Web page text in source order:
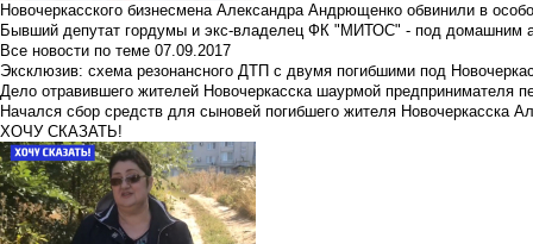
Новочеркасского бизнесмена Александра Андрющенко обвинили в
Бывший депутат гордумы и экс-владелец ФК "МИТОС" - под домашним
Все новости по теме 07.09.2017
Эксклюзив: схема резонансного ДТП с двумя погибшими под
Дело отравившего жителей Новочеркасска шаурмой предпринимателя
Начался сбор средств для сыновей погибшего жителя Новочеркасска
ХОЧУ СКАЗАТЬ!